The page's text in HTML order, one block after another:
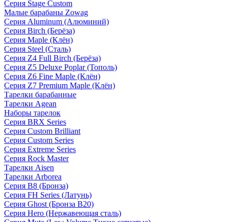
Серия Stage Custom
Малые барабаны Zowag
Серия Aluminum (Алюминий)
Серия Birch (Берёза)
Серия Maple (Клён)
Серия Steel (Сталь)
Серия Z4 Full Birch (Берёза)
Серия Z5 Deluxe Poplar (Тополь)
Серия Z6 Fine Maple (Клён)
Серия Z7 Premium Maple (Клён)
Тарелки барабанные
Тарелки Agean
Наборы тарелок
Серия BRX Series
Серия Custom Brilliant
Серия Custom Series
Серия Extreme Series
Серия Rock Master
Тарелки Aisen
Тарелки Arborea
Серия B8 (Бронза)
Серия FH Series (Латунь)
Серия Ghost (Бронза B20)
Серия Hero (Нержавеющая сталь)